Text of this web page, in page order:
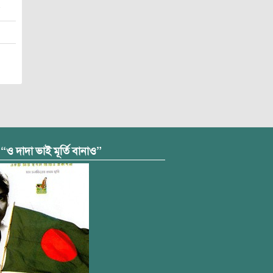
দাদা ভাই মূর্তি বানাও”